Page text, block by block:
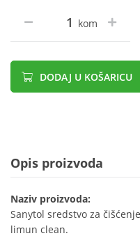
kom
DODAJ U KOŠARICU
Opis proizvoda
Naziv proizvoda:
Sanytol sredstvo za
limun clean.